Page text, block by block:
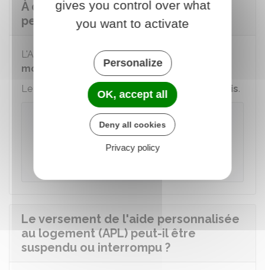
À quel moment est versée l'aide
personnalisée au logement (APL) ?
L'APL est due à partir du 1erjour qui suit le
mois de votre demande.
Le paiement a lieu quant à luitous les 5 du mois.
Exemple
Vous emménagez le 15 octobre, l'ouverture
des droits se fera en novembre et le
Le versement de l'aide personnalisée
au logement (APL) peut-il être
suspendu ou interrompu ?
gives you control over what
you want to activate
Personalize
OK, accept all
Deny all cookies
Privacy policy